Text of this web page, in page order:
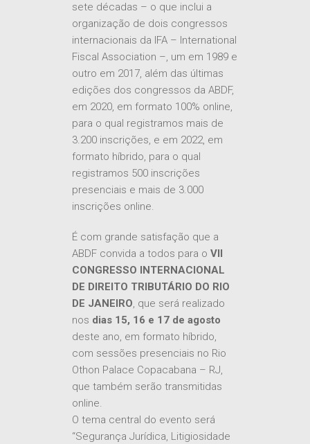
sete décadas – o que inclui a
organização de dois congressos
internacionais da IFA – International
Fiscal Association –, um em 1989 e
outro em 2017, além das últimas
edições dos congressos da ABDF,
em 2020, em formato 100% online,
para o qual registramos mais de
3.200 inscrições, e em 2022, em
formato híbrido, para o qual
registramos 500 inscrições
presenciais e mais de 3.000
inscrições online.
É com grande satisfação que a
ABDF convida a todos para o VII
CONGRESSO INTERNACIONAL
DE DIREITO TRIBUTÁRIO DO RIO
DE JANEIRO, que será realizado
nos dias 15, 16 e 17 de agosto
deste ano, em formato híbrido,
com sessões presenciais no Rio
Othon Palace Copacabana – RJ,
que também serão transmitidas
online.
O tema central do evento será
“Segurança Jurídica, Litigiosidade